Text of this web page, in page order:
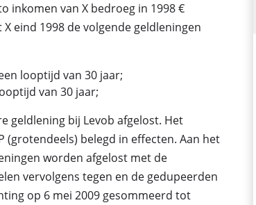
inkomen van X bedroeg in 1998 €
eind 1998 de volgende geldleningen
looptijd van 30 jaar;
van 30 jaar;
geldlening bij Levob afgelost. Het
(grotendeels) belegd in effecten. Aan het
worden afgelost met de
vervolgens tegen en de gedupeerden
op 6 mei 2009 gesommeerd tot